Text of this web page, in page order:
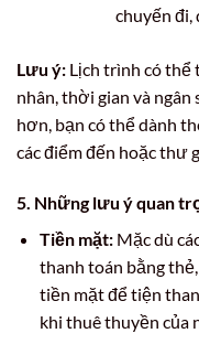
chuyến đi,
Lưu ý: Lịch trình có thể
nhân, thời gian và ngân
hơn, bạn có thể dành
các điểm đến hoặc thư
5. Những lưu ý quan
Tiền mặt:Mặc dù
thanh toán bằng
tiền mặt để tiện
khi thuê thuyền của